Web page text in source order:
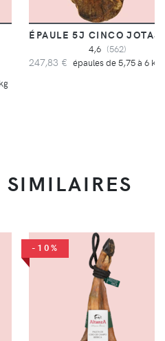
ÉPAULE 5J CINCO JOTAS
4,6 (562)
247,83 € épaules de 5,75 à 6 kg
SIMILAIRES
-10%